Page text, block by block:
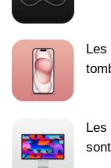
Les
Les